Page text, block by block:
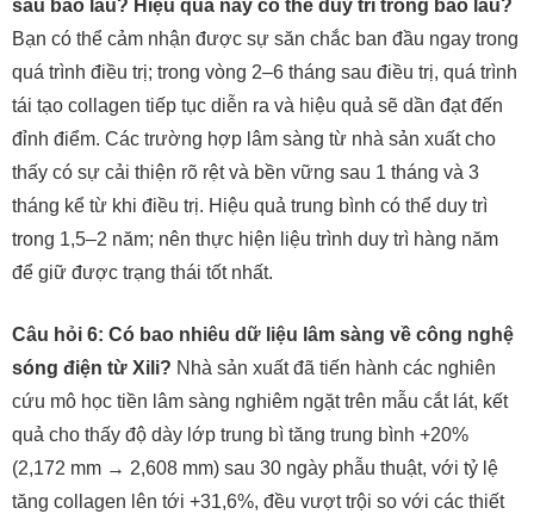
sau bao lâu? Hiệu quả này có thể duy trì trong bao lâu?
Bạn có thể cảm nhận được sự săn chắc ban đầu ngay trong
quá trình điều trị; trong vòng 2–6 tháng sau điều trị, quá trình
tái tạo collagen tiếp tục diễn ra và hiệu quả sẽ dần đạt đến
đỉnh điểm. Các trường hợp lâm sàng từ nhà sản xuất cho
thấy có sự cải thiện rõ rệt và bền vững sau 1 tháng và 3
tháng kể từ khi điều trị. Hiệu quả trung bình có thể duy trì
trong 1,5–2 năm; nên thực hiện liệu trình duy trì hàng năm
để giữ được trạng thái tốt nhất.
Câu hỏi 6: Có bao nhiêu dữ liệu lâm sàng về công nghệ
sóng điện từ Xili? Nhà sản xuất đã tiến hành các nghiên
cứu mô học tiền lâm sàng nghiêm ngặt trên mẫu cắt lát, kết
quả cho thấy độ dày lớp trung bì tăng trung bình +20%
(2,172 mm → 2,608 mm) sau 30 ngày phẫu thuật, với tỷ lệ
tăng collagen lên tới +31,6%, đều vượt trội so với các thiết